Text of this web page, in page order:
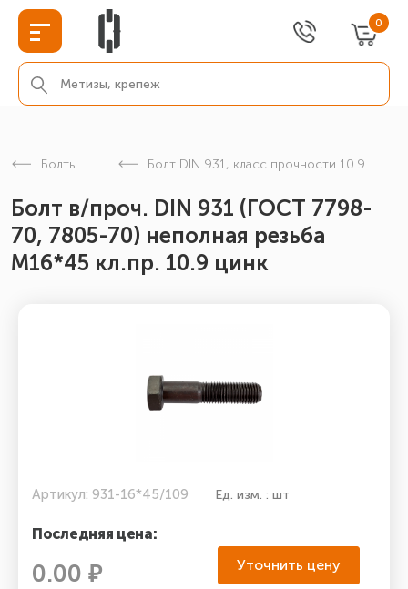
0
Болты Болт DIN 931, класс прочности 10.9
Болт в/проч. DIN 931 (ГОСТ 7798-
70, 7805-70) неполная резьба
М16*45 кл.пр. 10.9 цинк
Артикул: 931-16*45/109 Ед. изм. : шт
Последняя цена:
0.00 ₽ Уточнить цену